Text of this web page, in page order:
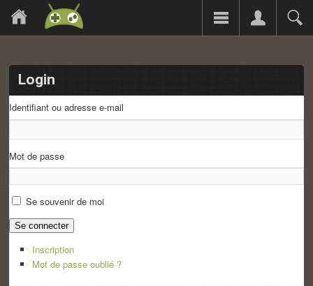
Login
Identifiant ou adresse e-mail
Mot de passe
Se souvenir de moi
Se connecter
Inscription
Mot de passe oublié ?